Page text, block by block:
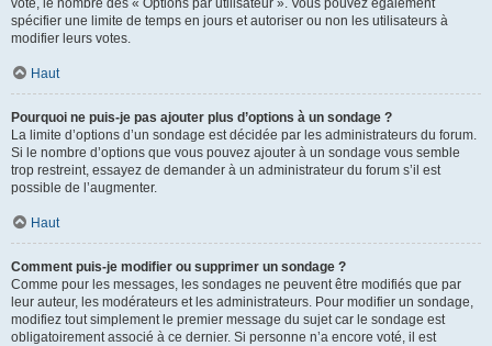
vote, le nombre des « Options par utilisateur ». Vous pouvez également
spécifier une limite de temps en jours et autoriser ou non les utilisateurs à
modifier leurs votes.
Haut
Pourquoi ne puis-je pas ajouter plus d’options à un sondage ?
La limite d’options d’un sondage est décidée par les administrateurs du forum.
Si le nombre d’options que vous pouvez ajouter à un sondage vous semble
trop restreint, essayez de demander à un administrateur du forum s’il est
possible de l’augmenter.
Haut
Comment puis-je modifier ou supprimer un sondage ?
Comme pour les messages, les sondages ne peuvent être modifiés que par
leur auteur, les modérateurs et les administrateurs. Pour modifier un sondage,
modifiez tout simplement le premier message du sujet car le sondage est
obligatoirement associé à ce dernier. Si personne n’a encore voté, il est